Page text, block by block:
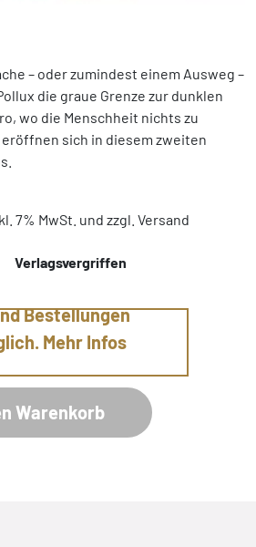
– oder zumindest einem Ausweg –
die graue Grenze zur dunklen
wo die Menschheit nichts zu
sich in diesem zweiten
7% MwSt. und zzgl. Versand
Verlagsvergriffen
Bestellungen
Mehr Infos
Warenkorb